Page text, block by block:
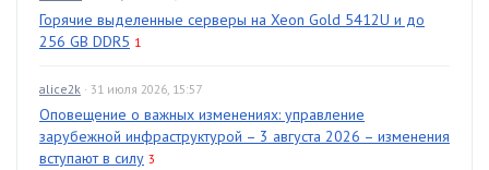
Горячие выделенные серверы на Xeon Gold 5412U и до
256 GB DDR5 1
alice2k · 31 июля 2026, 15:57
Оповещение о важных изменениях: управление
зарубежной инфраструктурой – 3 августа 2026 – изменения
вступают в силу 3